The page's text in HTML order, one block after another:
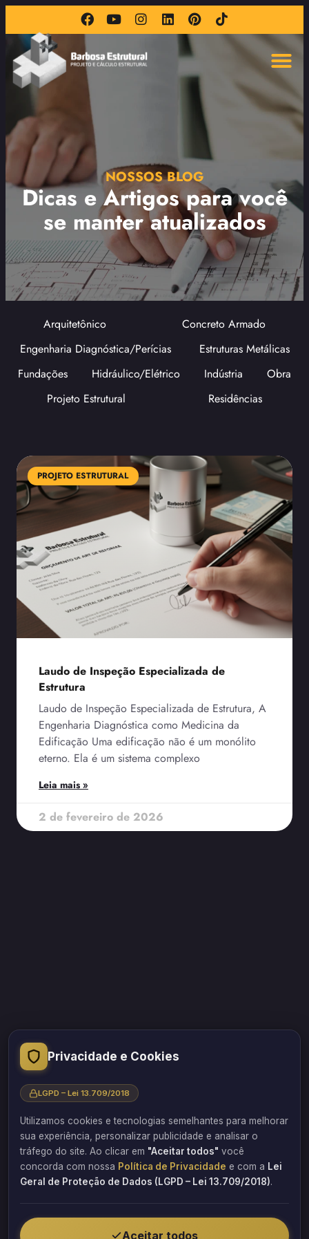
NOSSOS BLOG
Dicas e Artigos para você
se manter atualizados
Arquitetônico
Concreto Armado
Engenharia Diagnóstica/Perícias
Estruturas Metálicas
Fundações
Hidráulico/Elétrico Indústria
Obra
Projeto Estrutural
Residências
PROJETO ESTRUTURAL
Laudo de Inspeção Especializada de
Estrutura
Laudo de Inspeção Especializada de Estrutura, A
Engenharia Diagnóstica como Medicina da
Edificação Uma edificação não é um monólito
eterno. Ela é um sistema complexo
Leia mais »
2 de fevereiro de 2026
“A educação transformou minha vida. Acredito que o
conhecimento acessível a todos pode transformar outras
Sorocaba/SP
QUERO FAZER UM ORÇAMENTO
Privacidade e Cookies
LGPD – Lei 13.709/2018
Utilizamos cookies e tecnologias semelhantes para melhorar
sua experiência, personalizar publicidade e analisar o
tráfego do site. Ao clicar em "Aceitar todos" você
concorda com nossa Política de Privacidade e com a Lei
Geral de Proteção de Dados (LGPD – Lei 13.709/2018).
Aceitar todos